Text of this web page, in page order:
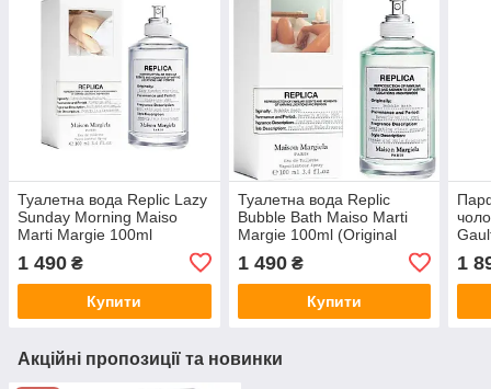
Туалетна вода Replic Lazy
Sunday Morning Maiso
Marti Margie 100ml
1 490 ₴
Купити
Туалетна вода Replic
Bubble Bath Maiso Marti
Margie 100ml (Original
1 490₴
Купити
1
Акційні пропозиції та новинки